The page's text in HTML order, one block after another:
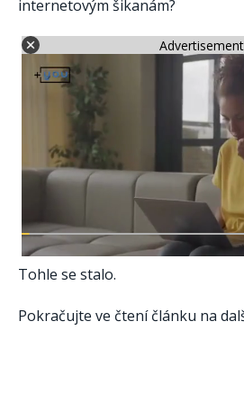
internetovým šikanám?
Advertisement
Tohle se stalo.
Pokračujte ve čtení článku na